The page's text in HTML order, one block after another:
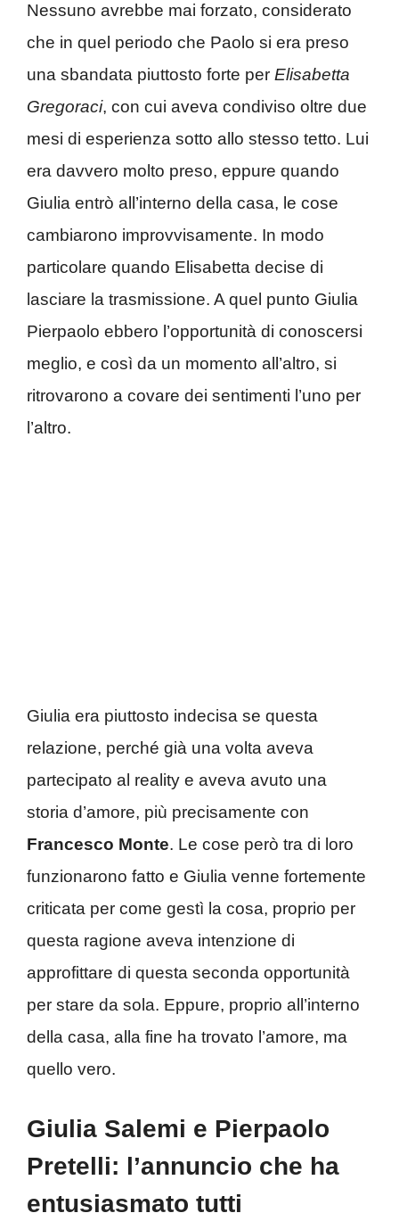
Nessuno avrebbe mai forzato, considerato
che in quel periodo che Paolo si era preso
una sbandata piuttosto forte per Elisabetta
Gregoraci, con cui aveva condiviso oltre due
mesi di esperienza sotto allo stesso tetto. Lui
era davvero molto preso, eppure quando
Giulia entrò all’interno della casa, le cose
cambiarono improvvisamente. In modo
particolare quando Elisabetta decise di
lasciare la trasmissione. A quel punto Giulia
Pierpaolo ebbero l’opportunità di conoscersi
meglio, e così da un momento all’altro, si
ritrovarono a covare dei sentimenti l’uno per
l’altro.
Giulia era piuttosto indecisa se questa
relazione, perché già una volta aveva
partecipato al reality e aveva avuto una
storia d’amore, più precisamente con
Francesco Monte. Le cose però tra di loro
funzionarono fatto e Giulia venne fortemente
criticata per come gestì la cosa, proprio per
questa ragione aveva intenzione di
approfittare di questa seconda opportunità
per stare da sola. Eppure, proprio all’interno
della casa, alla fine ha trovato l’amore, ma
quello vero.
Giulia Salemi e Pierpaolo
Pretelli: l’annuncio che ha
entusiasmato tutti